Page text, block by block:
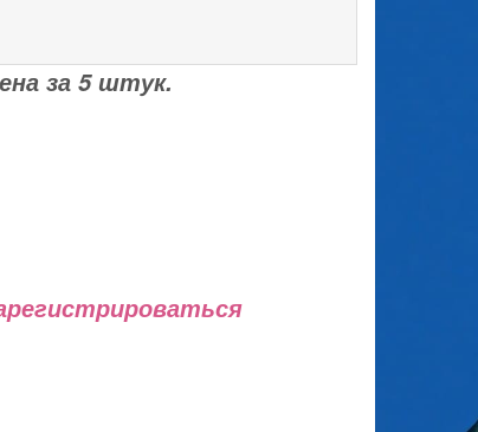
за 5 штук.